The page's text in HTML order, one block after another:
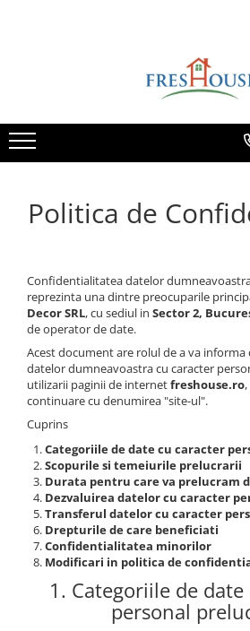
Profile decorative de exterior
Ancadramente Fereastra
Brâuri de exterior
Chei de bolta
Console de exterior
Pilaștri de exterior
Coloane de exterior
Panouri decorative de exterior tip
FUGA
Plinte de interior
Plinte din poliuretan
Brâuri de interior
Brâuri HARDEC
Pilaștri de interior
Baze pilaștri
Capiteluri pilaștri
Trunchiuri pilaștri
Coloane de interior
Baze coloane
Capiteluri coloane
Inele coloane
Inele coloane
Piedestaluri coloane
Trunchiuri coloane
Semicoloane de interior
Baze semicoloane
Inele semicoloane
Parchet Triplu Stratificat
Politica de
Confidentialitatea datelor
reprezinta una dintre preocuparile
Decor SRL, cu sediul in Sector 2,
de operator de date.
Acest document are rolul de a va
datelor dumneavoastra cu caracter
utilizarii paginii de internetfreshouse.ro
continuare cu denumirea "site-ul".
Cuprins
Categoriile de date cu caracter
Scopurile si temeiurile prelucrarii
Durata pentru care va prelucram
Dezvaluirea datelor cu caracter
Transferul datelor cu caracter
Drepturile de care beneficiati
Confidentialitatea minorilor
Modificari in politica de
1. Categoriile de
personal